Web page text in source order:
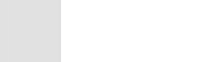
Qatargate:
είναι
πόθεν